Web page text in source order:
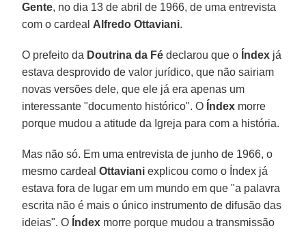
Gente, no dia 13 de abril de 1966, de uma entrevista
com o cardeal Alfredo Ottaviani.
O prefeito da Doutrina da Fé declarou que o Índex já
estava desprovido de valor jurídico, que não sairiam
novas versões dele, que ele já era apenas um
interessante "documento histórico". O Índex morre
porque mudou a atitude da Igreja para com a história.
Mas não só. Em uma entrevista de junho de 1966, o
mesmo cardealOttaviani explicou como o Índex já
estava fora de lugar em um mundo em que "a palavra
escrita não é mais o único instrumento de difusão das
ideias". O Índex morre porque mudou a transmissão